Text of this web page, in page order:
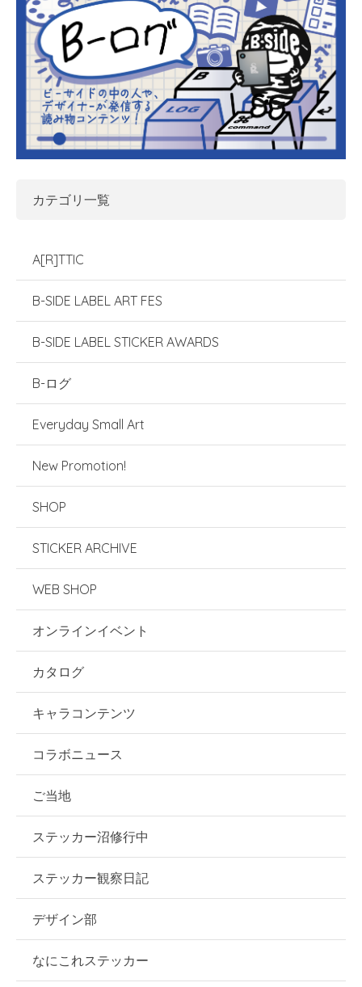
カテゴリ一覧
A[R]TTIC
B-SIDE LABEL ART FES
B-SIDE LABEL STICKER AWARDS
B-ログ
Everyday Small Art
New Promotion!
SHOP
STICKER ARCHIVE
WEB SHOP
オンラインイベント
カタログ
キャラコンテンツ
コラボニュース
ご当地
ステッカー沼修行中
ステッカー観察日記
デザイン部
なにこれステッカー